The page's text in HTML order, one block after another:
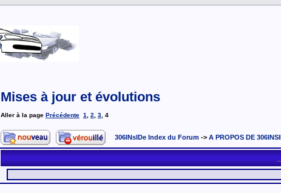
Mises à jour et évolutions
Aller à la page Précédente 1 2 3 4
306INsIDe Index du Forum -> A PROPOS DE